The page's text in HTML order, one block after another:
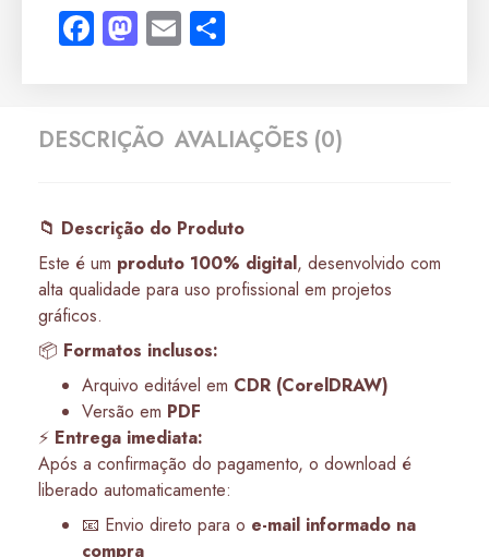
Facebook
Mastodon
Email
DESCRIÇÃO AVALIAÇÕES (0)
📁 Descrição do Produto
Este é um produto 100% digital, desenvolvido com
alta qualidade para uso profissional em projetos
gráficos.
📦 Formatos inclusos:
Arquivo editável em CDR (CorelDRAW)
Versão em PDF
⚡ Entrega imediata:
Após a confirmação do pagamento, o download é
liberado automaticamente:
📧 Envio direto para o e-mail informado na
compra